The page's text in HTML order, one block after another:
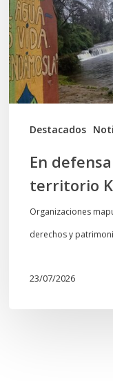
Destacados
Donguil
y
el
territorio
Kuzpe
Mapu
En
territorio
Organizaciones
derechos y
23/07/2026